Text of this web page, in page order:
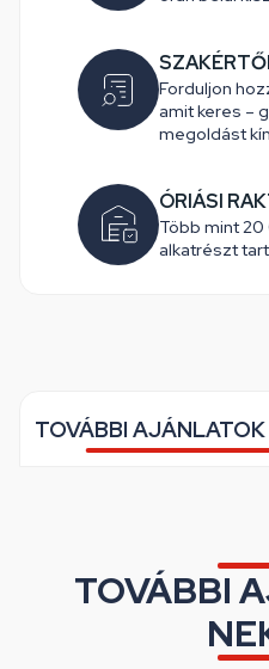
Forduljon
amit keres –
megoldást
ÓRIÁSI
Több mint
alkatrészt
TOVÁBBI AJÁNLATOK
TOVÁBBI